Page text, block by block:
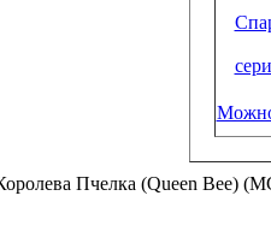
Пчелка (Queen Bee)